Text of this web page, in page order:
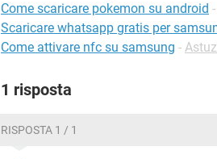
Come scaricare pokemon su android -
Scaricare whatsapp gratis per
Come attivare nfc su samsung -
1 risposta
RISPOSTA 1 / 1